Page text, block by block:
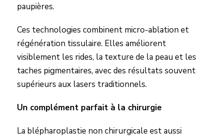
paupières.
Ces technologies combinent micro-ablation et
régénération tissulaire. Elles améliorent
visiblement les rides, la texture de la peau et les
taches pigmentaires, avec des résultats souvent
supérieurs aux lasers traditionnels.
Un complément parfait à la chirurgie
La blépharoplastie non chirurgicale est aussi